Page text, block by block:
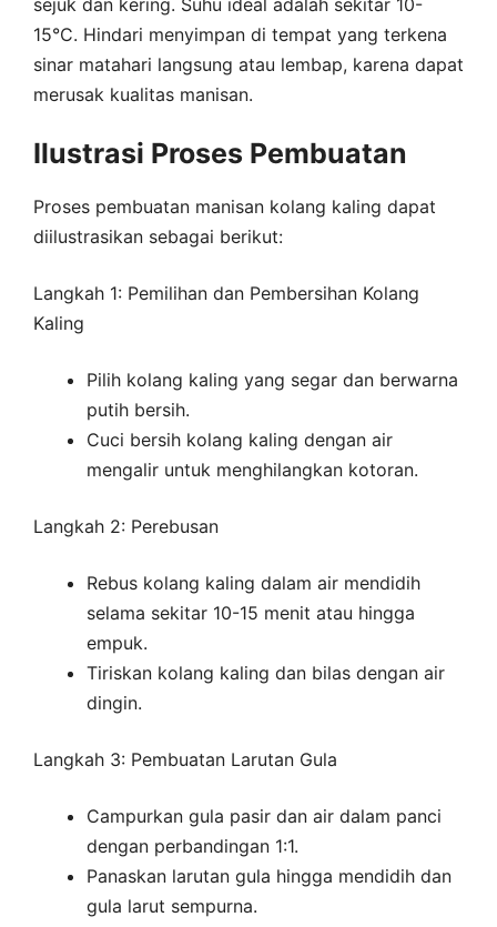
sejuk dan kering. Suhu ideal adalah sekitar 10-
15°C. Hindari menyimpan di tempat yang terkena
sinar matahari langsung atau lembap, karena dapat
merusak kualitas manisan.
Ilustrasi Proses Pembuatan
Proses pembuatan manisan kolang kaling dapat
diilustrasikan sebagai berikut:
Langkah 1: Pemilihan dan Pembersihan Kolang
Kaling
Pilih kolang kaling yang segar dan berwarna
putih bersih.
Cuci bersih kolang kaling dengan air
mengalir untuk menghilangkan kotoran.
Langkah 2: Perebusan
Rebus kolang kaling dalam air mendidih
selama sekitar 10-15 menit atau hingga
empuk.
Tiriskan kolang kaling dan bilas dengan air
dingin.
Langkah 3: Pembuatan Larutan Gula
Campurkan gula pasir dan air dalam panci
dengan perbandingan 1:1.
Panaskan larutan gula hingga mendidih dan
gula larut sempurna.